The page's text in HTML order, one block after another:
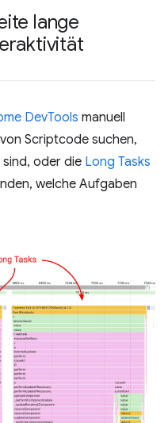
lange
DevTools manuell
Scriptcode suchen,
sind, oder die Long Tasks
welche Aufgaben